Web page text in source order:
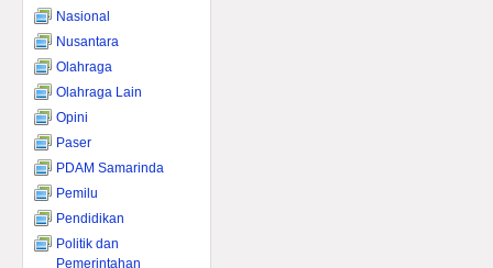
Nasional
Nusantara
Olahraga
Olahraga Lain
Opini
Paser
PDAM Samarinda
Pemilu
Pendidikan
Politik dan
Pemerintahan